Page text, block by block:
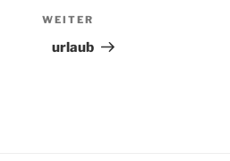
Beitrag
WEITER
urlaub